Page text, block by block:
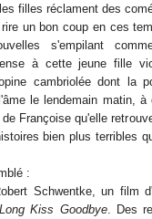
filles réclament des
un bon coup en ces
s'empilant
à cette jeune fille
cambriolée dont la
le lendemain matin,
Françoise qu'elle
bien plus terribles
:
Schwentke, un film
Kiss Goodbye. Des